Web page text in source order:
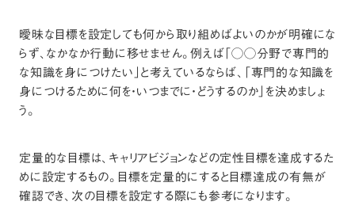
曖昧な目標を設定しても何から取り組めばよいのかが明確にな
らず、なかなか行動に移せません。例えば「◯◯分野で専門的
な知識を身につけたい」と考えているならば、「専門的な知識を
身につけるために何を・いつまでに・どうするのか」を決めましょ
う。
定量的な目標は、キャリアビジョンなどの定性目標を達成するた
めに設定するもの。目標を定量的にすると目標達成の有無が
確認でき、次の目標を設定する際にも参考になります。